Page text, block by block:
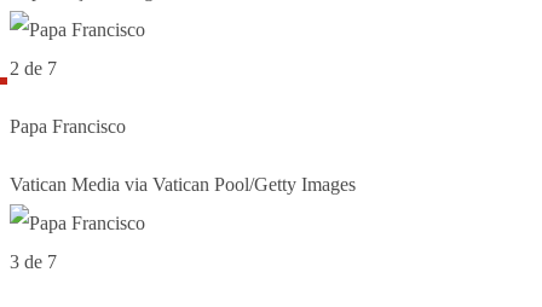
2 de 7
Papa Francisco
Vatican Media via Vatican Pool/Getty Images
3 de 7